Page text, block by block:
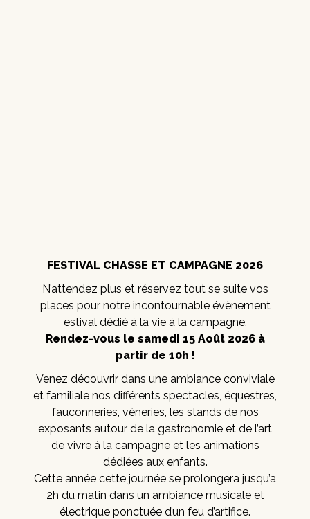
FESTIVAL CHASSE ET CAMPAGNE 2026
N’attendez plus et réservez tout se suite vos
places pour notre incontournable évènement
estival dédié à la vie à la campagne.
Rendez-vous le samedi 15 Août 2026 à
partir de 10h !
Venez découvrir dans une ambiance conviviale
et familiale nos différents spectacles, équestres,
fauconneries, véneries, les stands de nos
exposants autour de la gastronomie et de l’art
de vivre à la campagne et les animations
dédiées aux enfants.
Cette année cette journée se prolongera jusqu’a
2h du matin dans un ambiance musicale et
électrique ponctuée d’un feu d’artifice.